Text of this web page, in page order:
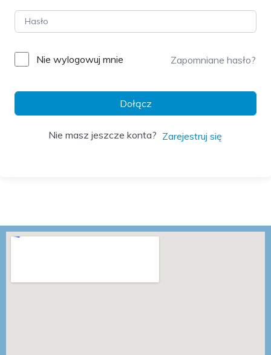
Nie wylogowuj mnie Zapomniane hasło?
Dołącz
Nie masz jeszcze konta? Zarejestruj się